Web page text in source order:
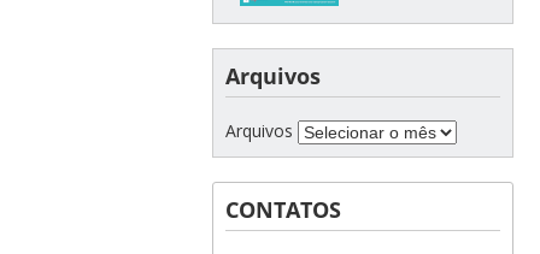
Arquivos
Arquivos
CONTATOS